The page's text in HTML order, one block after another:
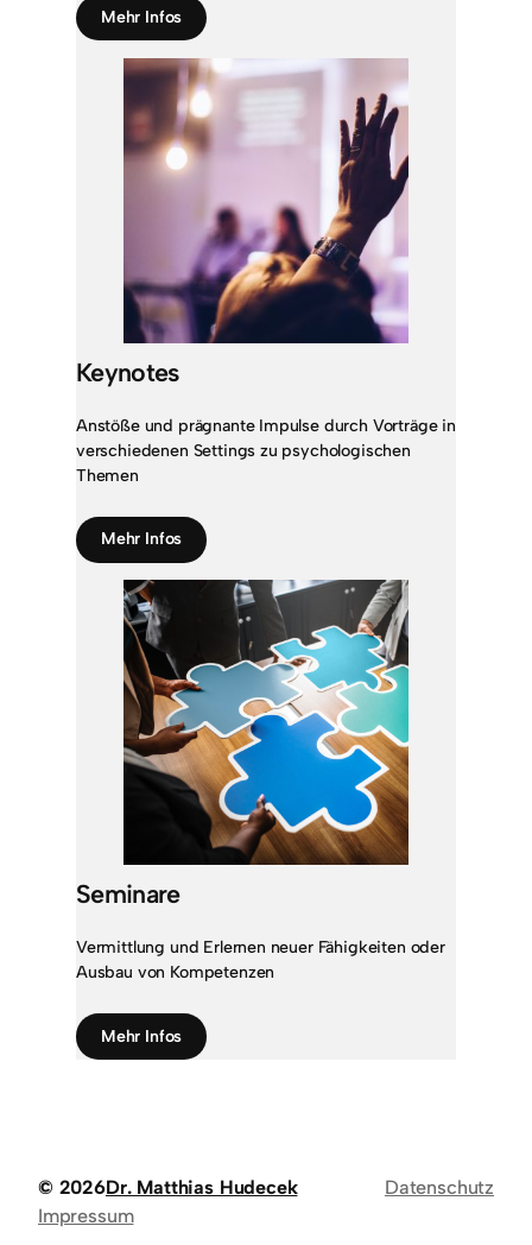
Mehr Infos
Keynotes
Anstöße und prägnante Impulse durch Vorträge in
verschiedenen Settings zu psychologischen
Themen
Mehr Infos
Seminare
Vermittlung und Erlernen neuer Fähigkeiten oder
Ausbau von Kompetenzen
Mehr Infos
© 2026Dr. Matthias Hudecek
Datenschutz
Impressum